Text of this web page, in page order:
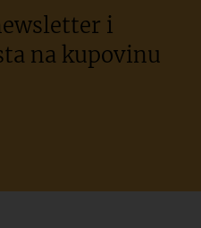
i
na kupovinu